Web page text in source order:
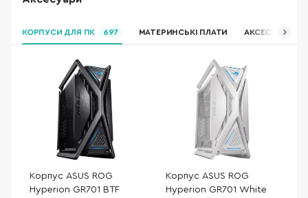
КОРПУСИ ДЛЯ ПК 697 МАТЕРИНСЬКІ ПЛАТИ АКСЕСУАРИ
Корпус ASUS ROG
Hyperion GR701 BTF
Корпус ASUS ROG
Hyperion GR701 White